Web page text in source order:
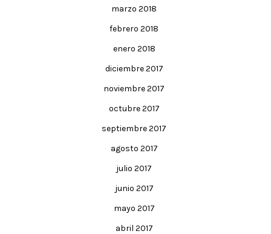
marzo 2018
febrero 2018
enero 2018
diciembre 2017
noviembre 2017
octubre 2017
septiembre 2017
agosto 2017
julio 2017
junio 2017
mayo 2017
abril 2017